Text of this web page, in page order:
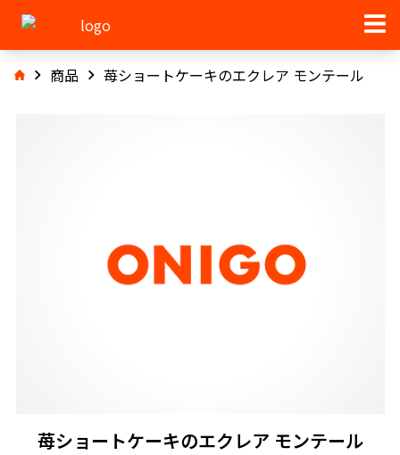
商品 苺ショートケーキのエクレア モンテール
苺ショートケーキのエクレア モンテール